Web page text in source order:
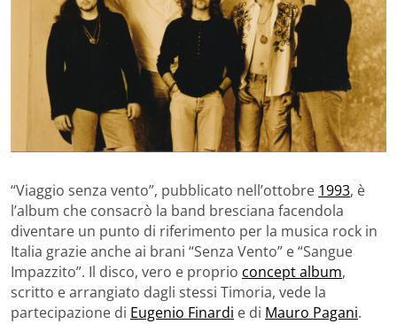
“Viaggio senza vento”, pubblicato nell’ottobre 1993, è
l’album che consacrò la band bresciana facendola
diventare un punto di riferimento per la musica rock in
Italia grazie anche ai brani “Senza Vento” e “Sangue
Impazzito”. Il disco, vero e proprio concept album,
scritto e arrangiato dagli stessi Timoria, vede la
partecipazione di Eugenio Finardi e di Mauro Pagani.